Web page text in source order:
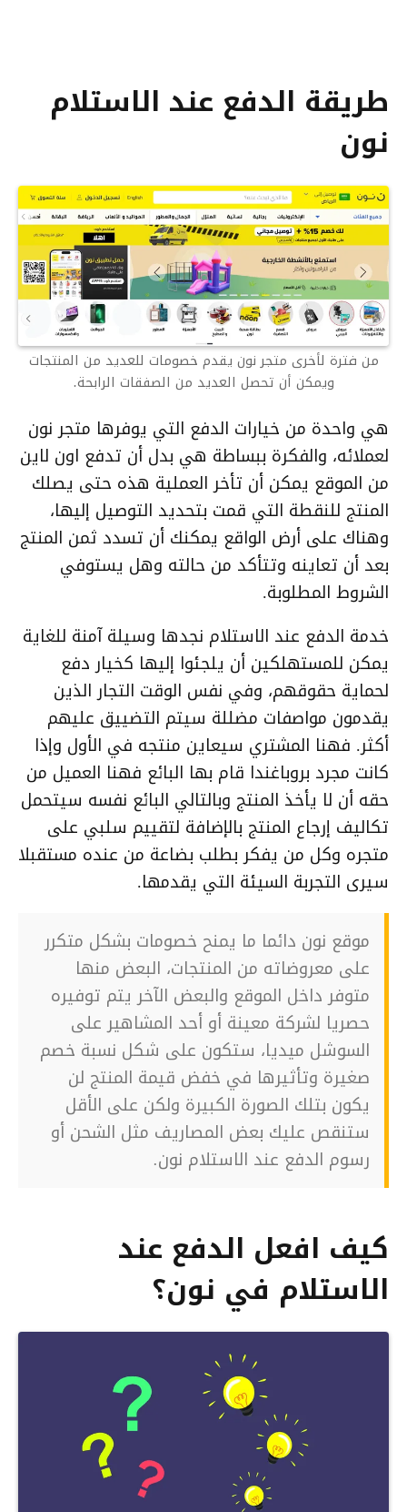
طريقة الدفع عند الاستلام
نون
من فترة لأخرى متجر نون يقدم خصومات للعديد من المنتجات
ويمكن أن تحصل العديد من الصفقات الرابحة.
هي واحدة من خيارات الدفع التي يوفرها متجر نون
لعملائه، والفكرة ببساطة هي بدل أن تدفع اون لاين
من الموقع يمكن أن تأخر العملية هذه حتى يصلك
المنتج للنقطة التي قمت بتحديد التوصيل إليها،
وهناك على أرض الواقع يمكنك أن تسدد ثمن المنتج
بعد أن تعاينه وتتأكد من حالته وهل يستوفي
الشروط المطلوبة.
خدمة الدفع عند الاستلام نجدها وسيلة آمنة للغاية
يمكن للمستهلكين أن يلجئوا إليها كخيار دفع
لحماية حقوقهم، وفي نفس الوقت التجار الذين
يقدمون مواصفات مضللة سيتم التضييق عليهم
أكثر. فهنا المشتري سيعاين منتجه في الأول وإذا
كانت مجرد بروباغندا قام بها البائع فهنا العميل من
حقه أن لا يأخذ المنتج وبالتالي البائع نفسه سيتحمل
تكاليف إرجاع المنتج بالإضافة لتقييم سلبي على
متجره وكل من يفكر بطلب بضاعة من عنده مستقبلا
سيرى التجربة السيئة التي يقدمها.
موقع نون دائما ما يمنح خصومات بشكل متكرر
على معروضاته من المنتجات، البعض منها
متوفر داخل الموقع والبعض الآخر يتم توفيره
حصريا لشركة معينة أو أحد المشاهير على
السوشل ميديا، ستكون على شكل نسبة خصم
صغيرة وتأثيرها في خفض قيمة المنتج لن
يكون بتلك الصورة الكبيرة ولكن على الأقل
ستنقص عليك بعض المصاريف مثل الشحن أو
رسوم الدفع عند الاستلام نون.
كيف افعل الدفع عند
الاستلام في نون؟